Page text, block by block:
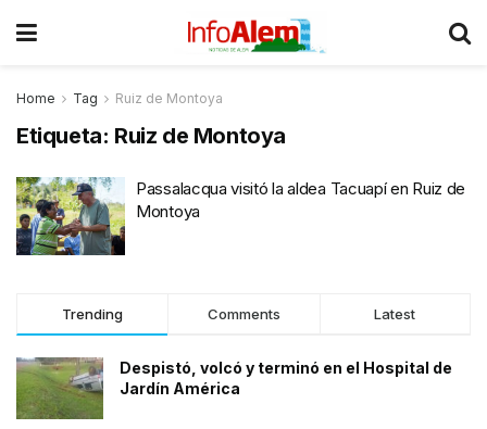
Home Tag Ruiz de Montoya
Etiqueta: Ruiz de Montoya
Passalacqua visitó la aldea Tacuapí en Ruiz de
Montoya
Trending Comments Latest
Despistó, volcó y terminó en el Hospital de
Jardín América